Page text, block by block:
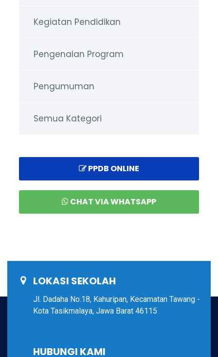
Kegiatan Pendidikan
Pengenalan Program
Pengumuman
Semua Kategori
PPDB ONLINE
CHAT VIA WHATSAPP
LOKASI SEKOLAH
Jl. Dadaha No.18, Kahuripan, Kecamatan Tawang -
Kota Tasikmalaya, Jawa Barat 46115
HUBUNGI KAMI